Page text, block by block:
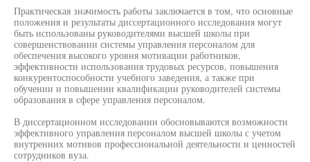
Практическая значимость работы заключается в том, что основные
положения и результаты диссертационного исследования могут
быть использованы руководителями высшей школы при
совершенствовании системы управления персоналом для
обеспечения высокого уровня мотивации работников,
эффективности использования трудовых ресурсов, повышения
конкурентоспособности учебного заведения, а также при
обучении и повышении квалификации руководителей системы
образования в сфере управления персоналом.
В диссертационном исследовании обосновываются возможности
эффективного управления персоналом высшей школы с учетом
внутренних мотивов профессиональной деятельности и ценностей
сотрудников вуза.